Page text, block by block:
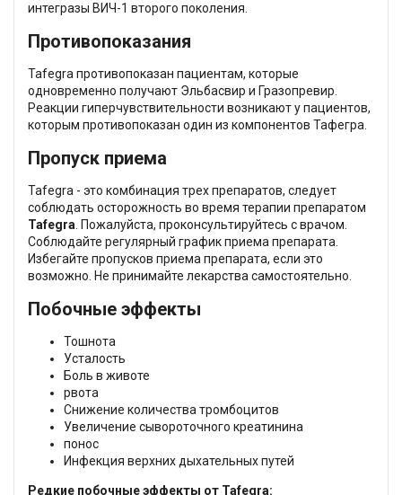
интегразы ВИЧ-1 второго поколения.
Противопоказания
Tafegra противопоказан пациентам, которые
одновременно получают Эльбасвир и Гразопревир.
Реакции гиперчувствительности возникают у пациентов,
которым противопоказан один из компонентов Тафегра.
Пропуск приема
Tafegra - это комбинация трех препаратов, следует
соблюдать осторожность во время терапии препаратом
Tafegra . Пожалуйста, проконсультируйтесь с врачом.
Соблюдайте регулярный график приема препарата.
Избегайте пропусков приема препарата, если это
возможно. Не принимайте лекарства самостоятельно.
Побочные эффекты
Тошнота
Усталость
Боль в животе
рвота
Снижение количества тромбоцитов
Увеличение сывороточного креатинина
понос
Инфекция верхних дыхательных путей
Редкие побочные эффекты от Tafegra: